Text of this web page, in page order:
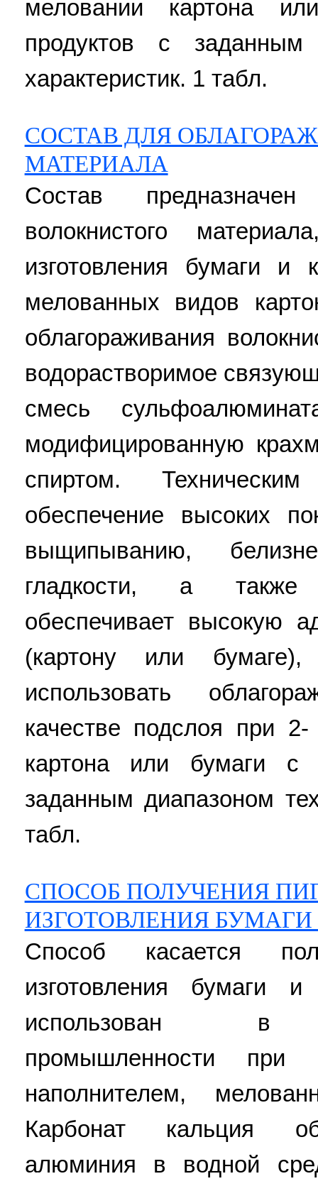
меловании картона
продуктов с заданным
характеристик. 1 табл.
СОСТАВ ДЛЯ
МАТЕРИАЛА
Состав
волокнистого
изготовления бумаги и
мелованных видов
облагораживания
водорастворимое
смесь
модифицированную
спиртом.
обеспечение высоких
выщипыванию,
гладкости, а также
обеспечивает высокую
(картону или
использовать
качестве подслоя при
картона или бумаги с
заданным диапазоном
табл.
СПОСОБ ПОЛУЧЕНИЯ
ИЗГОТОВЛЕНИЯ
Способ касается
изготовления бумаги
использован в
промышленности при
наполнителем,
Карбонат кальция
алюминия в водной